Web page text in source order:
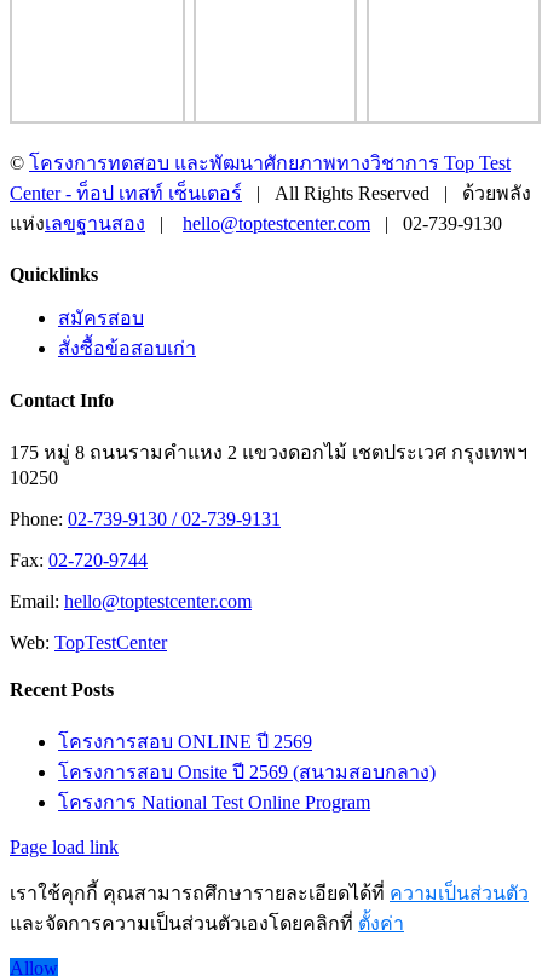
© โครงการทดสอบ และพัฒนาศักยภาพทางวิชาการ Top Test
Center - ท็อป เทสท์ เซ็นเตอร์ | All Rights Reserved | ด้วยพลัง
แห่งเลขฐานสอง | hello@toptestcenter.com | 02-739-9130
Toggle
Quicklinks
สมัครสอบ
สั่งซื้อข้อสอบเก่า
Contact Info
175 หมู่ 8 ถนนรามคำแหง 2 แขวงดอกไม้ เชตประเวศ กรุงเทพฯ
10250
Phone: 02-739-9130 / 02-739-9131
Fax: 02-720-9744
Email: hello@toptestcenter.com
Web: TopTestCenter
Recent Posts
โครงการสอบ ONLINE ปี 2569
โครงการสอบ Onsite ปี 2569 (สนามสอบกลาง)
โครงการ National Test Online Program
Page load link
เราใช้คุกกี้ คุณสามารถศึกษารายละเอียดได้ที่ ความเป็นส่วนตัว
และจัดการความเป็นส่วนตัวเองโดยคลิกที่ ตั้งค่า
Allow